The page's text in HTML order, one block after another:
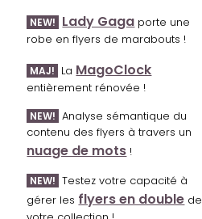
NEW! Lady Gaga porte une
robe en flyers de marabouts !
MAJ! La MagoClock
entièrement rénovée !
NEW! Analyse sémantique du
contenu des flyers à travers un
nuage de mots !
NEW! Testez votre capacité à
gérer les flyers en double de